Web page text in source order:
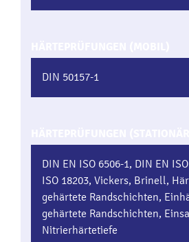
DIN 50157-1
DIN EN ISO 6506-1, DIN EN
ISO 18203, Vickers, Brinell,
gehärtete Randschichten,
gehärtete Randschichten,
Nitrierhärtetiefe